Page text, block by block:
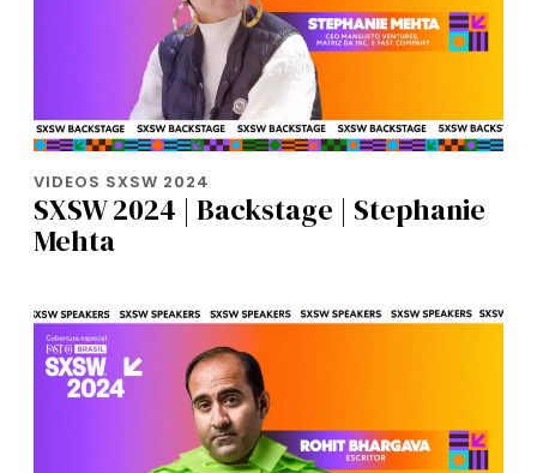
VIDEOS SXSW 2024
SXSW 2024 | Backstage | Stephanie
Mehta